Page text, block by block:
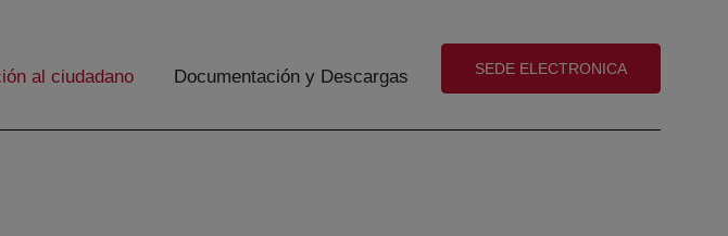
al ciudadano Documentación y Descargas (abre en nueva ventana)
SEDE ELECTRONICA